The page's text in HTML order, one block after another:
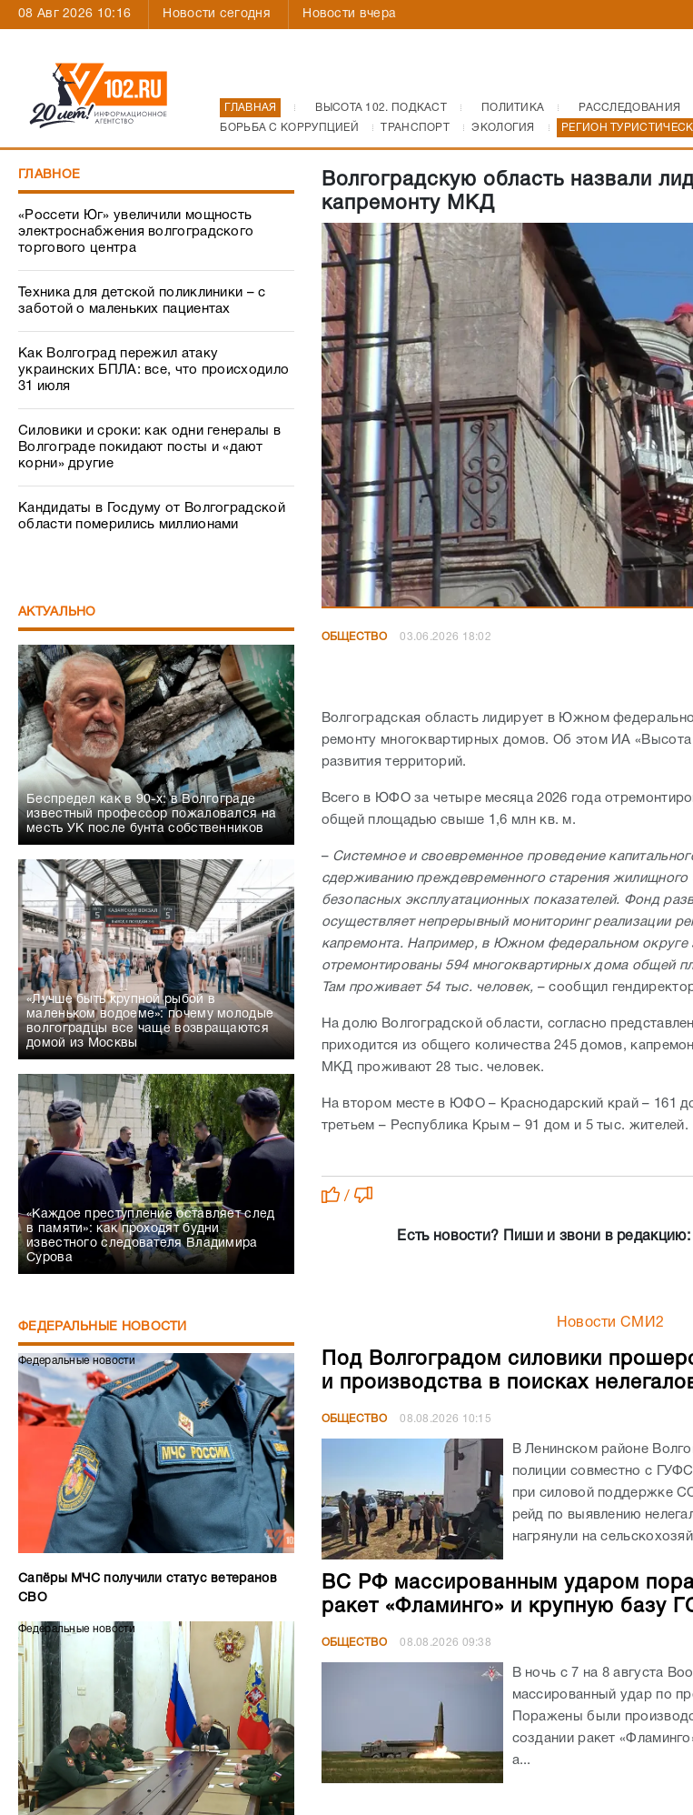
08 Авг 2026 10:16 Новости сегодня Новости вчера
ГЛАВНАЯ ВЫСОТА 102. ПОДКАСТ ПОЛИТИКА РАССЛЕДОВАНИЯ
БОРЬБА С КОРРУПЦИЕЙ
ТРАНСПОРТ ЭКОЛОГИЯ РЕГИОН
ГЛАВНОЕ
«Россети Юг» увеличили мощность
электроснабжения волгоградского
торгового центра
Техника для детской поликлиники – с
заботой о маленьких пациентах
Как Волгоград пережил атаку
украинских БПЛА: все, что происходило
31 июля
Силовики и сроки: как одни генералы в
Волгограде покидают посты и «дают
корни» другие
Кандидаты в Госдуму от Волгоградской
области померились миллионами
АКТУАЛЬНО
Беспредел как в 90-х: в Волгограде
известный профессор пожаловался на
месть УК после бунта собственников
«Лучше быть крупной рыбой в
маленьком водоеме»: почему молодые
волгоградцы все чаще возвращаются
домой из Москвы
«Каждое преступление оставляет след
в памяти»: как проходят будни
известного следователя Владимира
Сурова
ФЕДЕРАЛЬНЫЕ НОВОСТИ
Федеральные новости
Сапёры МЧС получили статус ветеранов
СВО
Федеральные новости
Волгоградскую область назвали
капремонту МКД
ОБЩЕСТВО 03.06.2026 18:02
Волгоградская область лидирует в Южном
ремонту многоквартирных домов. Об этом ИА
развития территорий.
Всего в ЮФО за четыре месяца 2026 года
общей площадью свыше 1,6 млн кв. м.
–Системное и своевременное проведение
сдерживанию преждевременного старения
безопасных эксплуатационных показателей. Фонд
осуществляет непрерывный мониторинг реализации
капремонта. Например, в Южном федеральном округе
отремонтированы 594 многоквартирных дома общей
Там проживает 54 тыс. человек, – сообщил
На долю Волгоградской области, согласно
приходится из общего количества 245 домов,
МКД проживают 28 тыс. человек.
На втором месте в ЮФО – Краснодарский край – 161
третьем – Республика Крым – 91 дом и 5 тыс. жителей.
/
Есть новости? Пиши и звони в
Новости СМИ2
Под Волгоградом силовики
и производства в поисках
ОБЩЕСТВО 08.08.2026 10:15
В Ленинском районе
полиции совместно с
при силовой поддержке
рейд по выявлению
нагрянули на
ВС РФ массированным ударом
ракет «Фламинго» и крупную базу
ОБЩЕСТВО 08.08.2026 09:38
В ночь с 7 на 8 августа
массированный удар по
Поражены были
создании ракет
а...